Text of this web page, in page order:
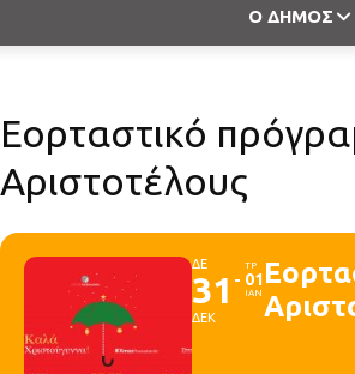
Ο ΔΗΜΟΣ
Εορταστικό
Αριστοτέλους
ΔΕ
31
ΔΕΚ
ΤΡ
01
ΙΑΝ